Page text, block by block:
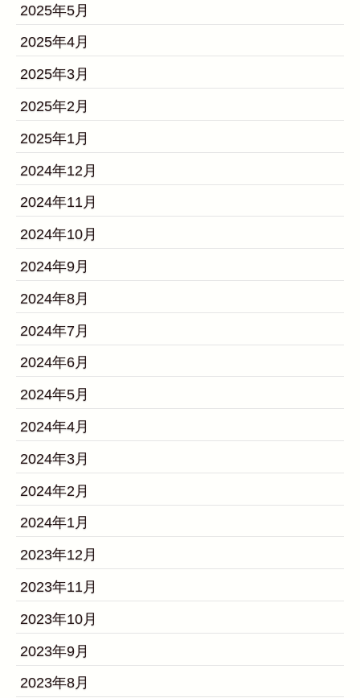
2025年5月
2025年4月
2025年3月
2025年2月
2025年1月
2024年12月
2024年11月
2024年10月
2024年9月
2024年8月
2024年7月
2024年6月
2024年5月
2024年4月
2024年3月
2024年2月
2024年1月
2023年12月
2023年11月
2023年10月
2023年9月
2023年8月